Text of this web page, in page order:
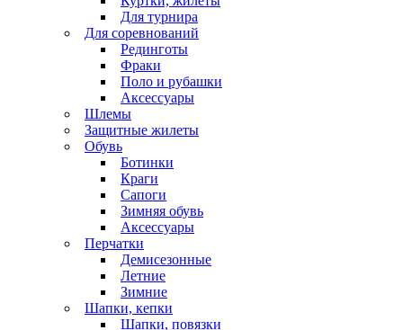
Для турнира
Для соревнований
Рединготы
Фраки
Поло и рубашки
Аксессуары
Шлемы
Защитные жилеты
Обувь
Ботинки
Краги
Сапоги
Зимняя обувь
Аксессуары
Перчатки
Демисезонные
Летние
Зимние
Шапки, кепки
Шапки, повязки